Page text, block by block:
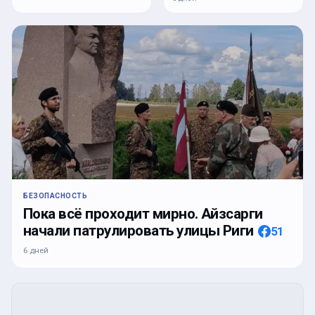
БЕЗОПАСНОСТЬ
Пока всё проходит мирно. Айзсарги
начали патрулировать улицы Риги
51
6 дней